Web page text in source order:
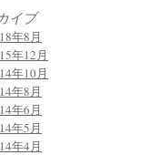
イブ
年8月
年12月
年10月
年8月
年6月
年5月
年4月